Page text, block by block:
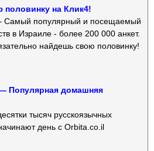
половинку на Клик4!
Самый популярный и посещаемый
в Израиле - более 200 000 анкет.
найдешь свою половинку!
Популярная домашняя
тысяч русскоязычных
день с Orbita.co.il